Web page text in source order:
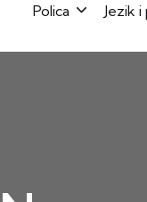
Polica Jezik